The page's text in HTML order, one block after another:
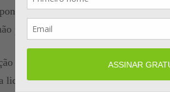
um atendimento acessível
possuem seguros.
do Banco do Brasil, segunda
liderança de títulos de capitalização